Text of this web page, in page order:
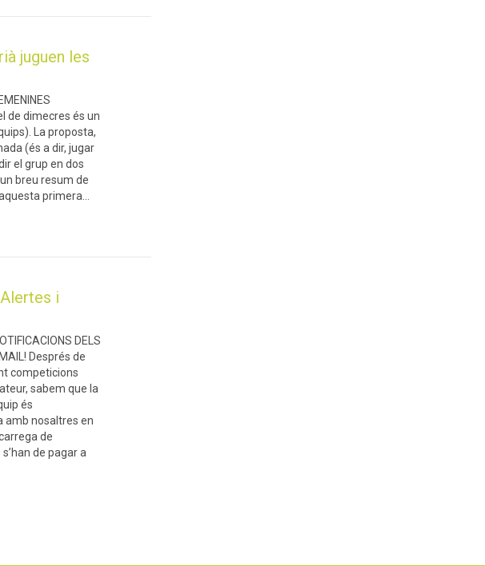
juguen les
de dimecres és un
La proposta,
(és a dir, jugar
el grup en dos
breu resum de
primera…
i
DELS
Després de
competicions
sabem que la
és
amb nosaltres en
de
de pagar a